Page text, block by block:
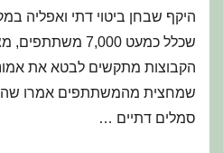
היקף שבחן ביטוי דתי ואפליה
שכלל כמעט 7,000
הקבוצות מתקשים לבטא את
שמחצית מהמשתתפים אמרו
סמלים דתיים …